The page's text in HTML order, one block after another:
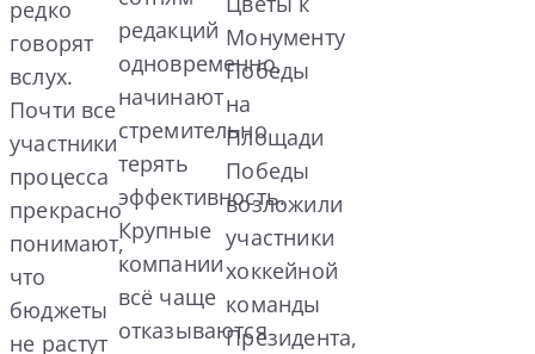
редко
говорят
вслух.
Почти все
участники
процесса
прекрасно
понимают,
что
бюджеты
не растут
редакций
одновременно,
начинают
стремительно
терять
эффективность.
Крупные
компании
всё чаще
отказываются
Монументу
Победы
на
Площади
Победы
возложили
участники
хоккейной
команды
Президента,